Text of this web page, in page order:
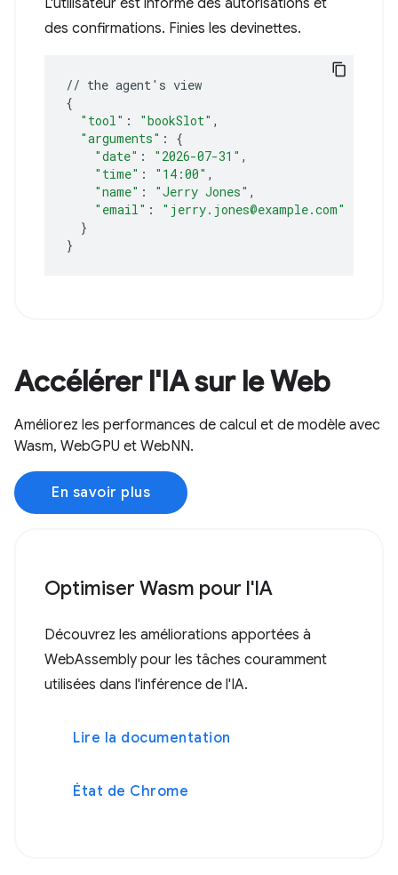
L'utilisateur est informé des autorisations et
des confirmations. Finies les devinettes.
// the agent' s
{
"tool" : "bookSlot"
"arguments" :
{
"date" : "2026-07-31"
"time" : "14:00"
"name" : "Jerry Jones"
"email" :
"jerry.jones@example.com"
}
}
Accélérer l'IA sur le Web
Améliorez les performances de calcul et de modèle avec
Wasm, WebGPU et WebNN.
En savoir plus
Optimiser Wasm pour l'IA
Découvrez les améliorations apportées à
WebAssembly pour les tâches couramment
utilisées dans l'inférence de l'IA.
Lire la documentation
État de Chrome